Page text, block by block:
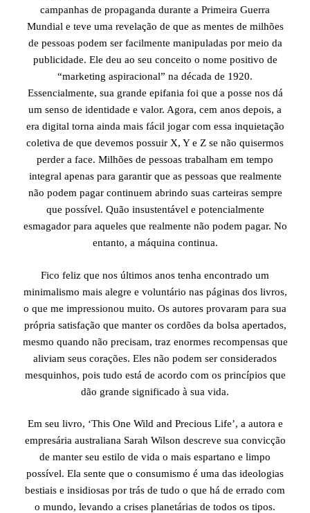
campanhas de propaganda durante a Primeira Guerra
Mundial e teve uma revelação de que as mentes de milhões
de pessoas podem ser facilmente manipuladas por meio da
publicidade. Ele deu ao seu conceito o nome positivo de
“marketing aspiracional” na década de 1920.
Essencialmente, sua grande epifania foi que a posse nos dá
um senso de identidade e valor. Agora, cem anos depois, a
era digital torna ainda mais fácil jogar com essa inquietação
coletiva de que devemos possuir X, Y e Z se não quisermos
perder a face. Milhões de pessoas trabalham em tempo
integral apenas para garantir que as pessoas que realmente
não podem pagar continuem abrindo suas carteiras sempre
que possível. Quão insustentável e potencialmente
esmagador para aqueles que realmente não podem pagar. No
entanto, a máquina continua.
Fico feliz que nos últimos anos tenha encontrado um
minimalismo mais alegre e voluntário nas páginas dos livros,
o que me impressionou muito. Os autores provaram para sua
própria satisfação que manter os cordões da bolsa apertados,
mesmo quando não precisam, traz enormes recompensas que
aliviam seus corações. Eles não podem ser considerados
mesquinhos, pois tudo está de acordo com os princípios que
dão grande significado à sua vida.
Em seu livro, ‘This One Wild and Precious Life’, a autora e
empresária australiana Sarah Wilson descreve sua convicção
de manter seu estilo de vida o mais espartano e limpo
possível. Ela sente que o consumismo é uma das ideologias
bestiais e insidiosas por trás de tudo o que há de errado com
o mundo, levando a crises planetárias de todos os tipos.